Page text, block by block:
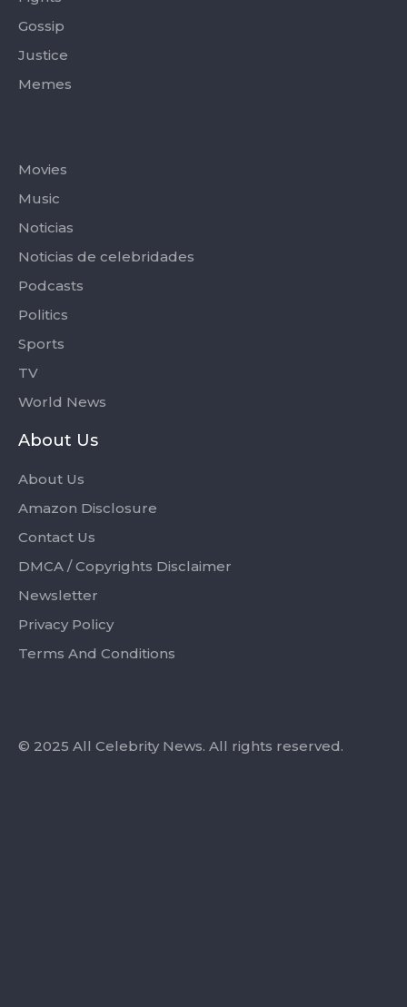
Gossip
Justice
Memes
Movies
Music
Noticias
Noticias de celebridades
Podcasts
Politics
Sports
TV
World News
About Us
About Us
Amazon Disclosure
Contact Us
DMCA / Copyrights Disclaimer
Newsletter
Privacy Policy
Terms And Conditions
© 2025 All Celebrity News. All rights reserved.